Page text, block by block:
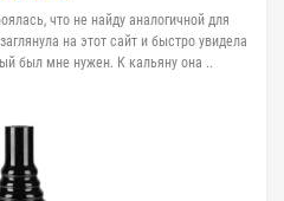
что не найду аналогичной для
на этот сайт и быстро увидела
был мне нужен. К кальяну она ..